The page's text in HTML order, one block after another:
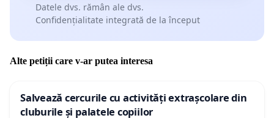
Datele dvs. rămân ale dvs.
Confidențialitate integrată de la început
Alte petiții care v-ar putea interesa
Salvează cercurile cu activități extrașcolare din
cluburile și palatele copiilor